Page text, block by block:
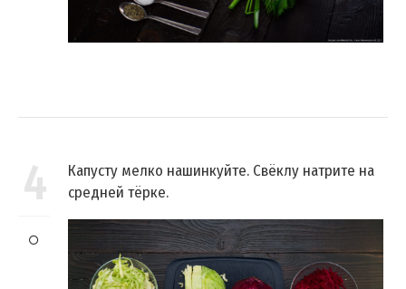
4
Капусту мелко нашинкуйте. Свёклу натрите на
средней тёрке.